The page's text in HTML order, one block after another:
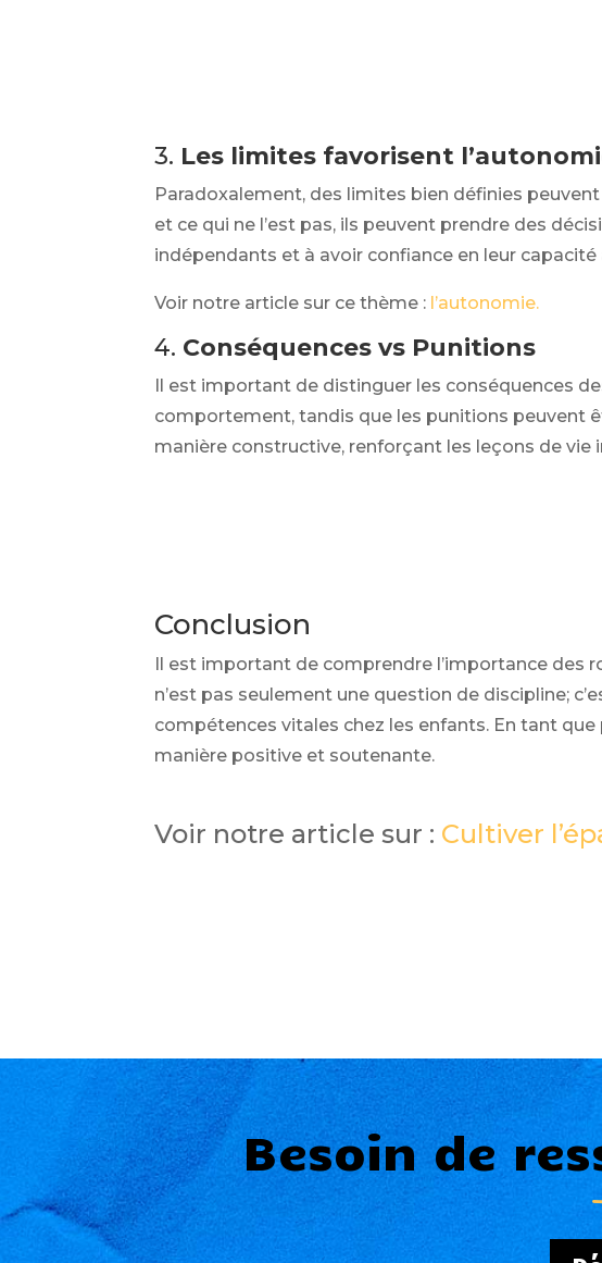
3. Les limites favorisent
Paradoxalement, des limites bien définies
et ce qui ne l’est pas, ils peuvent prendre des
indépendants et à avoir confiance en leur capacité
Voir notre article sur ce thème : l’autonomie.
4. Conséquences vs Punitions
Il est important de distinguer les conséquences
comportement, tandis que les punitions peuvent
manière constructive, renforçant les leçons de
Conclusion
Il est important de comprendre l’importance des
n’est pas seulement une question de discipline;
compétences vitales chez les enfants. En tant
manière positive et soutenante.
Voir notre article sur : Cultiver
Besoin de